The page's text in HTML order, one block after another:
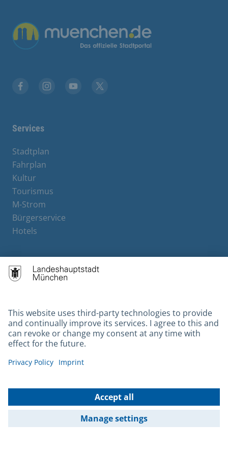
Übergreifende Links
Services
Stadtplan
Fahrplan
Kultur
Tourismus
M-Strom
Bürgerservice
Hotels
Contact
Gebärdensprache
Datenschutz
Kontakt
© 2026 Portal München Betriebs GmbH & Co. KG - Ein Service der
Landeshauptstadt München und der Stadtwerke München GmbH